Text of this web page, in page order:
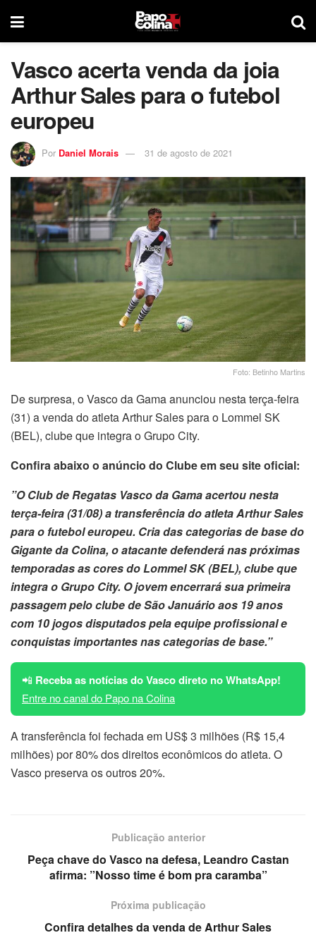
Vasco acerta venda da joia
Arthur Sales para o futebol
europeu
Por Daniel Morais 31 de agosto de 2021
Foto: Betinho Martins
De surpresa, o Vasco da Gama anunciou nesta terça-feira
(31) a venda do atleta Arthur Sales para o Lommel SK
(BEL), clube que integra o Grupo City.
Confira abaixo o anúncio do Clube em seu site oficial:
”O Club de Regatas Vasco da Gama acertou nesta
terça-feira (31/08) a transferência do atleta Arthur Sales
para o futebol europeu. Cria das categorias de base do
Gigante da Colina, o atacante defenderá nas próximas
temporadas as cores do Lommel SK (BEL), clube que
integra o Grupo City. O jovem encerrará sua primeira
passagem pelo clube de São Januário aos 19 anos
com 10 jogos disputados pela equipe profissional e
conquistas importantes nas categorias de base.”
📲 Receba as notícias do Vasco direto no WhatsApp!
Entre no canal do Papo na Colina
A transferência foi fechada em US$ 3 milhões (R$ 15,4
milhões) por 80% dos direitos econômicos do atleta. O
Vasco preserva os outros 20%.
Publicação anterior
Peça chave do Vasco na defesa, Leandro Castan
afirma: ”Nosso time é bom pra caramba”
Próxima publicação
Confira detalhes da venda de Arthur Sales